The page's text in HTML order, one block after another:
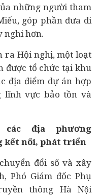
những người tham
góp phần đưa di
nghi hơn.
ra Hội nghị, một loạt
được tổ chức tại khu
địa điểm dự án hợp
lĩnh vực bảo tồn và
địa phương
kết nối, phát triển
đổi số và xây
Phó Giám đốc Phụ
thông Hà Nội